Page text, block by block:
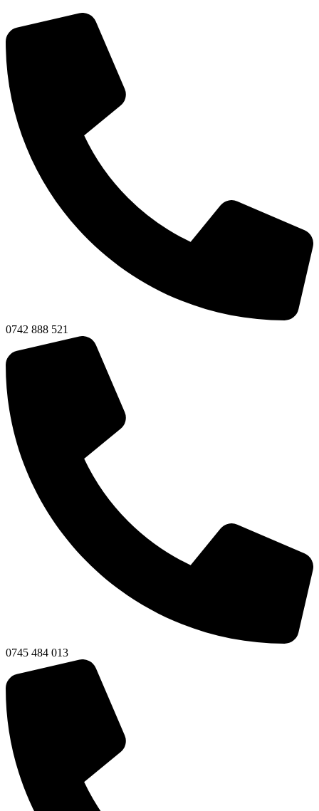
0742 888 521
0745 484 013